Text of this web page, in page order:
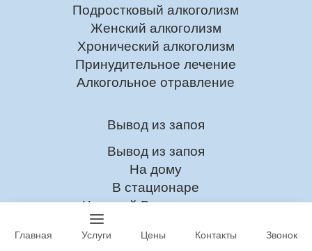
Подростковый алкоголизм
Женский алкоголизм
Хронический алкоголизм
Принудительное лечение
Алкогольное отравление
Вывод из запоя
Вывод из запоя
На дому
В стационаре
Частный Вытрезвитель
Детоксикация от алкоголя
Капельница от запоя
Главная Услуги Цены Контакты Звонок